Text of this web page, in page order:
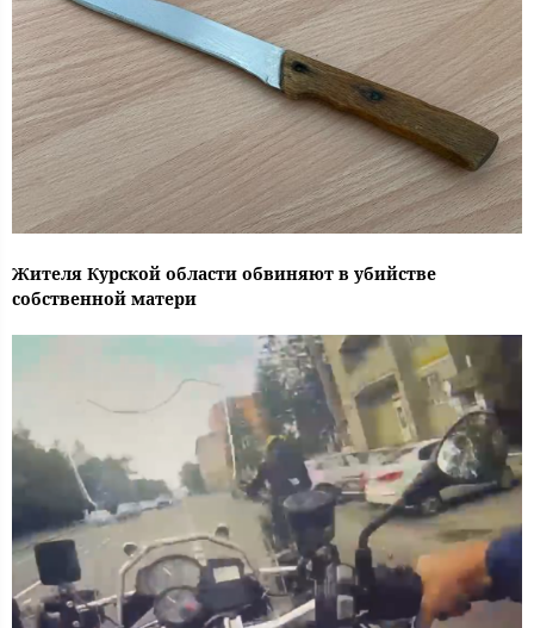
Жителя Курской области обвиняют в убийстве
собственной матери